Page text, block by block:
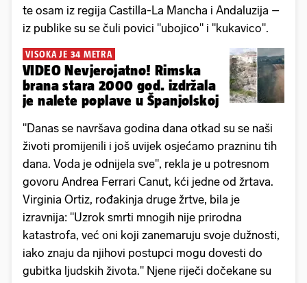
te osam iz regija Castilla-La Mancha i Andaluzija –
iz publike su se čuli povici "ubojico" i "kukavico".
VISOKA JE 34 METRA
VIDEO Nevjerojatno! Rimska
brana stara 2000 god. izdržala
je nalete poplave u Španjolskoj
"Danas se navršava godina dana otkad su se naši
životi promijenili i još uvijek osjećamo prazninu tih
dana. Voda je odnijela sve", rekla je u potresnom
govoru Andrea Ferrari Canut, kći jedne od žrtava.
Virginia Ortiz, rođakinja druge žrtve, bila je
izravnija: "Uzrok smrti mnogih nije prirodna
katastrofa, već oni koji zanemaruju svoje dužnosti,
iako znaju da njihovi postupci mogu dovesti do
gubitka ljudskih života." Njene riječi dočekane su